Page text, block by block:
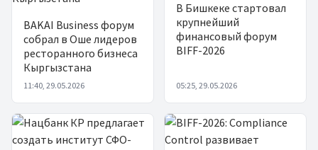
BAKAI Business форум
собрал в Оше лидеров
ресторанного бизнеса
Кыргызстана
11:40, 29.05.2026
В Бишкеке стартовал
крупнейший
финансовый форум
BIFF-2026
05:25, 29.05.2026